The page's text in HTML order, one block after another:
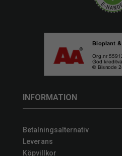
INFORMATION
Betalningsalternativ
Leverans
Köpvillkor